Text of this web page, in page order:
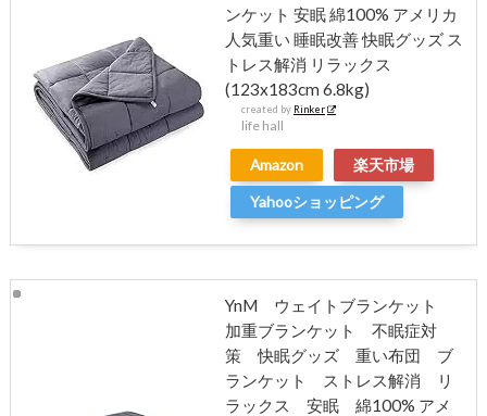
ンケット 安眠 綿100% アメリカ
人気重い 睡眠改善 快眠グッズ ス
トレス解消 リラックス
(123x183cm 6.8kg)
created by Rinker
life hall
Amazon
楽天市場
Yahooショッピング
YnM ウェイトブランケット
加重ブランケット 不眠症対
策 快眠グッズ 重い布団 ブ
ランケット ストレス解消 リ
ラックス 安眠 綿100% アメ